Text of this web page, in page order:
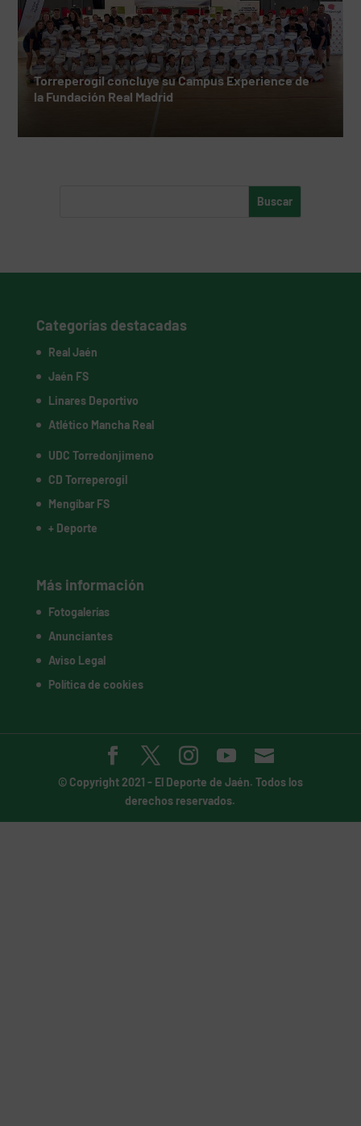
Torreperogil concluye su Campus Experience de
la Fundación Real Madrid
Categorías destacadas
Real Jaén
Jaén FS
Linares Deportivo
Atlético Mancha Real
UDC Torredonjimeno
CD Torreperogil
Mengíbar FS
+ Deporte
Más información
Fotogalerías
Anunciantes
Aviso Legal
Política de cookies
© Copyright 2021 - El Deporte de Jaén. Todos los
derechos reservados.